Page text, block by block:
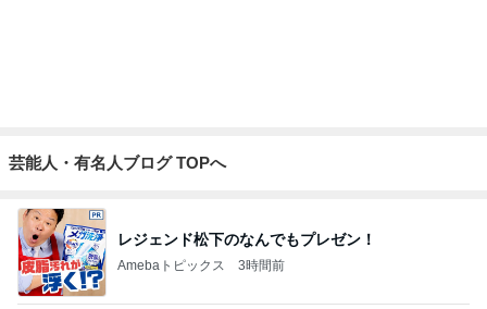
芸能人・有名人ブログ TOPへ
レジェンド松下のなんでもプレゼン！
Amebaトピックス 3時間前